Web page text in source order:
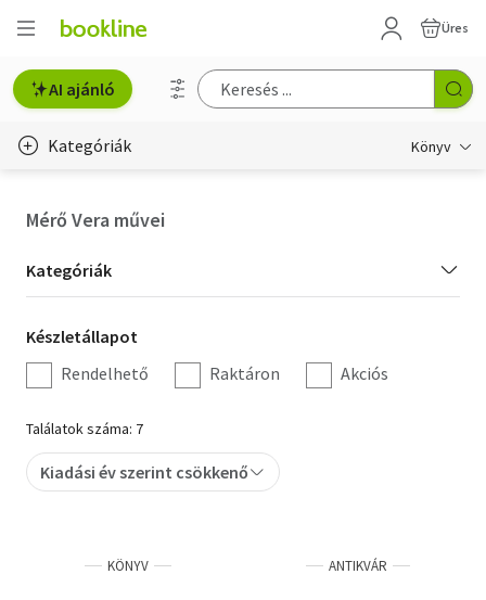
Üres
AI ajánló
Kategóriák Könyv
Hobbi, szabadidő
Irodalom
Művészet
Szakkönyv
Tankönyv, segédkönyv
Mérő Vera művei
Kategória
szűrés
Kategóriák
Készletállapot
szűrés
Készletállapot
Rendelhető
Raktáron Akciós
Találatok száma: 7
Kiadási év szerint csökkenő
KÖNYV ANTIKVÁR